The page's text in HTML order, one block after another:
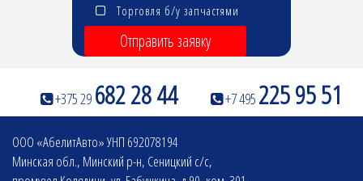
Торговля б/у запчастями
Отправить заявку
+375 29 682 28 44 +7 495 225 95 51
ООО «АбелитАвто» УНП 692078194
Минская обл., Минский р-н, Сеницкий с/с,